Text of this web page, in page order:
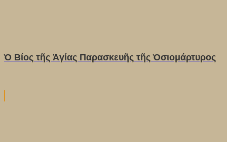
Ὁ Βίος τῆς Ἁγίας Παρασκευῆς τῆς Ὁσιομάρτυρος